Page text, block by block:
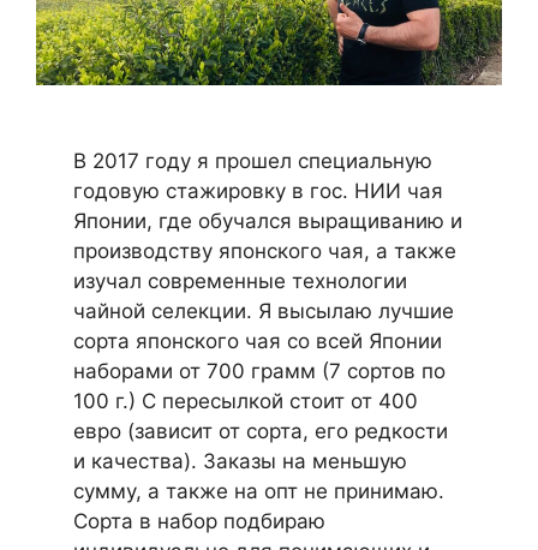
В 2017 году я прошел специальную
годовую стажировку в гос. НИИ чая
Японии, где обучался выращиванию и
производству японского чая, а также
изучал современные технологии
чайной селекции. Я высылаю лучшие
сорта японского чая со всей Японии
наборами от 700 грамм (7 сортов по
100 г.) С пересылкой стоит от 400
евро (зависит от сорта, его редкости
и качества). Заказы на меньшую
сумму, а также на опт не принимаю.
Сорта в набор подбираю